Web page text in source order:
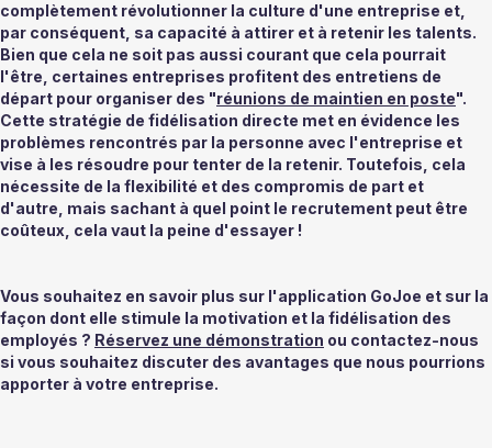
complètement révolutionner la culture d'une entreprise et,
par conséquent, sa capacité à attirer et à retenir les talents.
Bien que cela ne soit pas aussi courant que cela pourrait
l'être, certaines entreprises profitent des entretiens de
départ pour organiser des "réunions de maintien en poste".
Cette stratégie de fidélisation directe met en évidence les
problèmes rencontrés par la personne avec l'entreprise et
vise à les résoudre pour tenter de la retenir. Toutefois, cela
nécessite de la flexibilité et des compromis de part et
d'autre, mais sachant à quel point le recrutement peut être
coûteux, cela vaut la peine d'essayer !
Vous souhaitez en savoir plus sur l'application GoJoe et sur la
façon dont elle stimule la motivation et la fidélisation des
employés ? Réservez une démonstration ou contactez-nous
si vous souhaitez discuter des avantages que nous pourrions
apporter à votre entreprise.